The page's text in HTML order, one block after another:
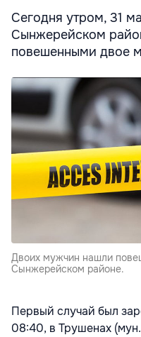
Сегодня утром, 31
Сынжерейском
повешенными двое
Двоих мужчин нашли
Сынжерейском районе.
Первый случай был
08:40, в Трушенах